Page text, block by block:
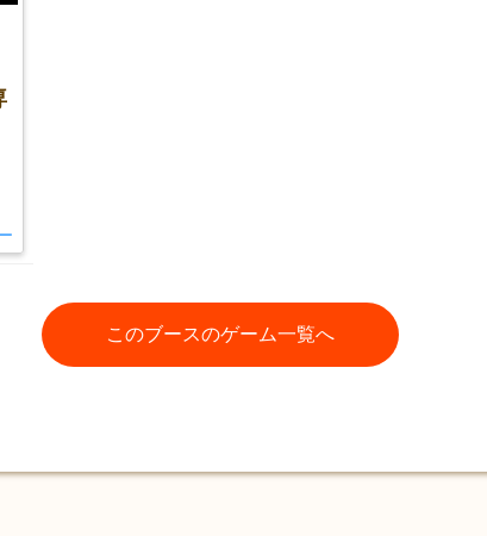
このブースのゲーム一覧へ